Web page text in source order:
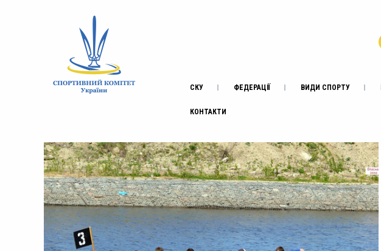
СКУ ФЕДЕРАЦІЇ ВИДИ СПОРТУ
КОНТАКТИ